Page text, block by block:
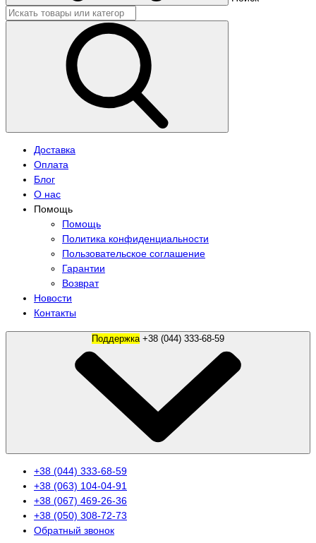
Доставка
Оплата
Блог
О нас
Помощь
Помощь
Политика конфиденциальности
Пользовательское соглашение
Гарантии
Возврат
Новости
Контакты
Поддержка
+38 (044) 333-68-59
+38 (063) 104-04-91
+38 (067) 469-26-36
+38 (050) 308-72-73
Обратный звонок